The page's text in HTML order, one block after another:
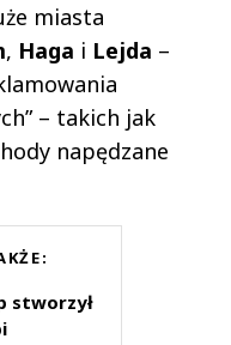
miasta
, Haga i Lejda –
– takich jak
napędzane
stworzył